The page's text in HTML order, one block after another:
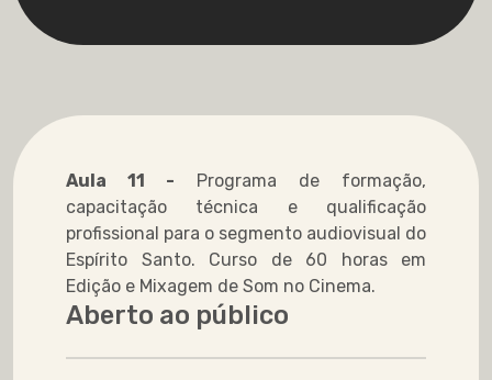
Aula 11 - Programa de formação,
capacitação técnica e qualificação
profissional para o segmento audiovisual do
Espírito Santo. Curso de 60 horas em
Edição e Mixagem de Som no Cinema.
Aberto ao público